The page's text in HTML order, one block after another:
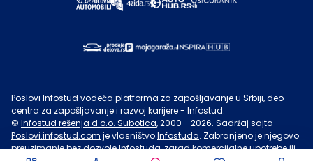
Poslovi Infostud vodeća platforma za zapošljavanje u Srbiji, deo
centra za zapošljavanje i razvoj karijere - Infostud.
© Infostud rešenja d.o.o. Subotica, 2000 - 2026. Sadržaj sajta
Poslovi.infostud.com je vlasništvoInfostuda. Zabranjeno je njegovo
preuzimanje bez dozvoleInfostuda, zarad komercijalne upotrebe ili